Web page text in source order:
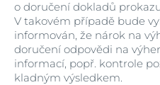
o doručení dokladů
V takovém případě bude
informován, že nárok na
doručení odpovědi na
informací, popř. kontrole
kladným výsledkem.